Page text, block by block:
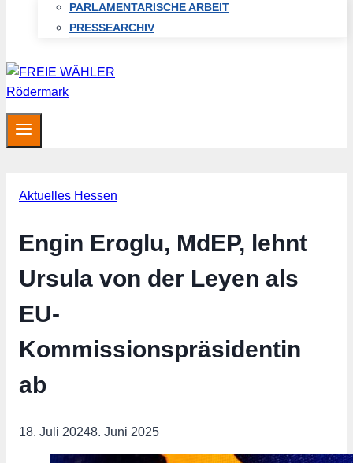
PARLAMENTARISCHE ARBEIT
PRESSEARCHIV
Aktuelles Hessen
Engin Eroglu, MdEP, lehnt
Ursula von der Leyen als
EU-
Kommissionspräsidentin
ab
18. Juli 20248. Juni 2025